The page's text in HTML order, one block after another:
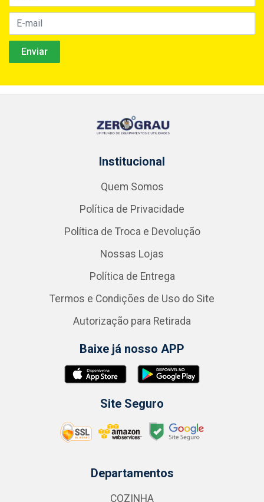
Institucional
Quem Somos
Política de Privacidade
Política de Troca e Devolução
Nossas Lojas
Política de Entrega
Termos e Condições de Uso do Site
Autorização para Retirada
Baixe já nosso APP
Site Seguro
Departamentos
COZINHA